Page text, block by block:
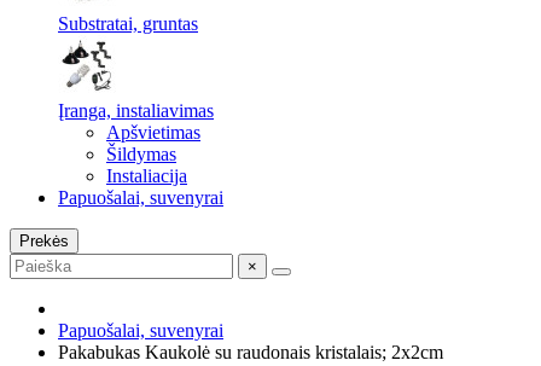
Substratai, gruntas
Įranga, instaliavimas
Apšvietimas
Šildymas
Instaliacija
Papuošalai, suvenyrai
Prekės
×
Papuošalai, suvenyrai
Pakabukas Kaukolė su raudonais kristalais; 2x2cm